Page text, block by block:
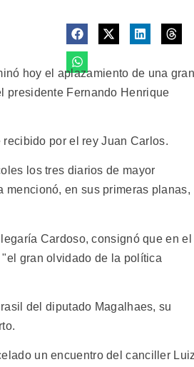
hoy el aplazamiento de una
presidente Fernando Henrique
por el rey Juan Carlos.
los tres diarios de mayor
en sus primeras planas,
Cardoso, consignó que en el
gran olvidado de la política
del diputado Magalhaes, su
un encuentro del canciller